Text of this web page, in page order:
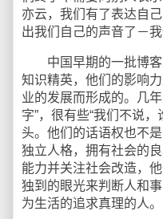
亦云，我们有了表达自
出我们自己的声音了－我
中国早期的一批博客
知识精英，他们的影响
业的发展而形成的。几
字”，很有些“我们不说
头。他们的话语权也不
独立人格，拥有社会的
能力并关注社会改造，
独到的眼光来判断人和
为生活的追求真理的人。